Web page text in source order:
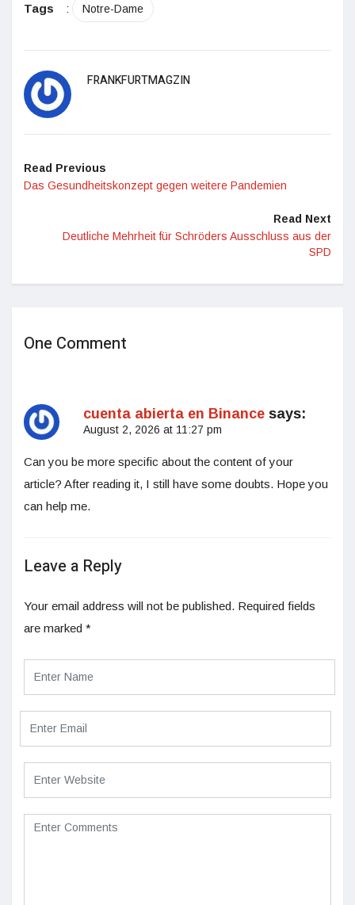
Tags : Notre-Dame
FRANKFURTMAGZIN
Read Previous
Das Gesundheitskonzept gegen weitere Pandemien
Read Next
Deutliche Mehrheit für Schröders Ausschluss aus der
SPD
One Comment
cuenta abierta en Binance says:
August 2, 2026 at 11:27 pm
Can you be more specific about the content of your
article? After reading it, I still have some doubts. Hope you
can help me.
Leave a Reply
Your email address will not be published. Required fields
are marked *